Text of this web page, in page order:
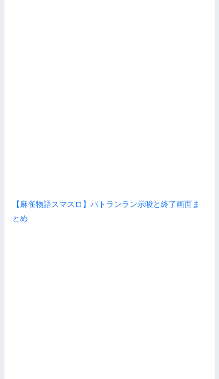
【麻雀物語スマスロ】パトランラン示唆と終了画面ま
とめ